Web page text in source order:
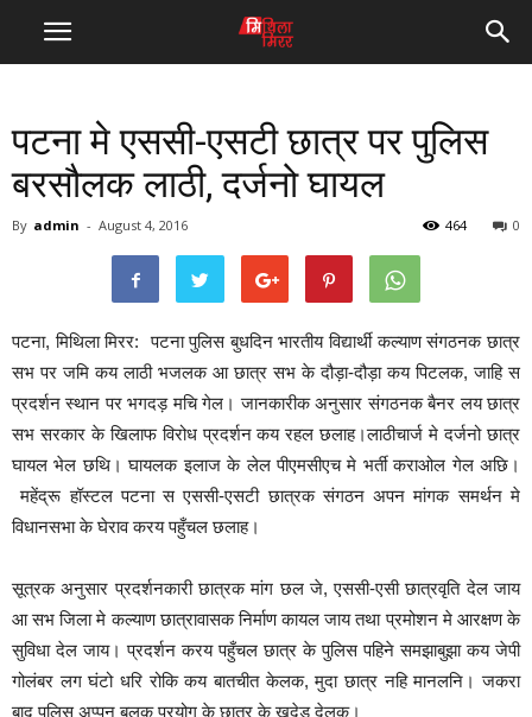
पटना मे एससी-एसटी छात्र पर पुलिस
बरसौलक लाठी, दर्जनो घायल
By admin - August 4, 2016 0
464
पटना, मिथिला मिरर: पटना पुलिस बुधदिन भारतीय विद्यार्थी कल्याण संगठनक छात्र
सभ पर जमि कय लाठी भजलक आ छात्र सभ के दौड़ा-दौड़ा कय पिटलक, जाहि स
प्रदर्शन स्थान पर भगदड़ मचि गेल। जानकारीक अनुसार संगठनक बैनर लय छात्र
सभ सरकार के खिलाफ विरोध प्रदर्शन कय रहल छलाह।लाठीचार्ज मे दर्जनो छात्र
घायल भेल छथि। घायलक इलाज के लेल पीएमसीएच मे भर्ती कराओल गेल अछि।
महेंद्रू हॉस्टल पटना स एससी-एसटी छात्रक संगठन अपन मांगक समर्थन मे
विधानसभा के घेराव करय पहुँचल छलाह।
सूत्रक अनुसार प्रदर्शनकारी छात्रक मांग छल जे, एससी-एसी छात्रवृति देल जाय
आ सभ जिला मे कल्याण छात्रावासक निर्माण कायल जाय तथा प्रमोशन मे आरक्षण के
सुविधा देल जाय। प्रदर्शन करय पहुँचल छात्र के पुलिस पहिने समझाबुझा कय जेपी
गोलंबर लग घंटो धरि रोकि कय बातचीत केलक, मुदा छात्र नहि मानलनि। जकरा
बाद पुलिस अप्पन बलक प्रयोग के छात्र के खदेड़ देलक।